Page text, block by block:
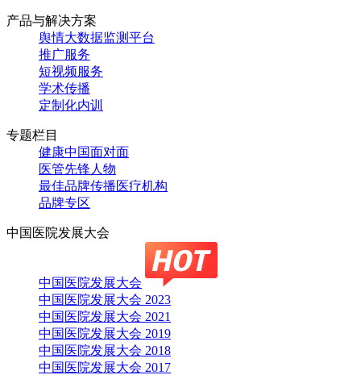
产品与解决方案
舆情大数据监测平台
推广服务
短视频服务
学术传播
定制化内训
专题栏目
健康中国面对面
医管先锋人物
最佳品牌传播医疗机构
品牌专区
中国医院发展大会
中国医院发展大会
中国医院发展大会 2023
中国医院发展大会 2021
中国医院发展大会 2019
中国医院发展大会 2018
中国医院发展大会 2017